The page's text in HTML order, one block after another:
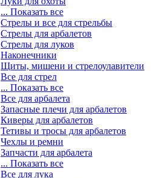
... Показать все
Стрелы и все для стрельбы
Стрелы для арбалетов
Стрелы для луков
Наконечники
Щиты, мишени и стрелоулавители
Все для стрел
... Показать все
Все для арбалета
Запасные плечи для арбалетов
Киверы для арбалетов
Тетивы и тросы для арбалетов
Чехлы и ремни
Запчасти для арбалета
... Показать все
Все для лука